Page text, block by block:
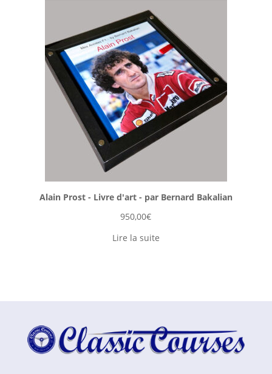
Alain Prost - Livre d'art - par Bernard Bakalian
950,00€
Lire la suite